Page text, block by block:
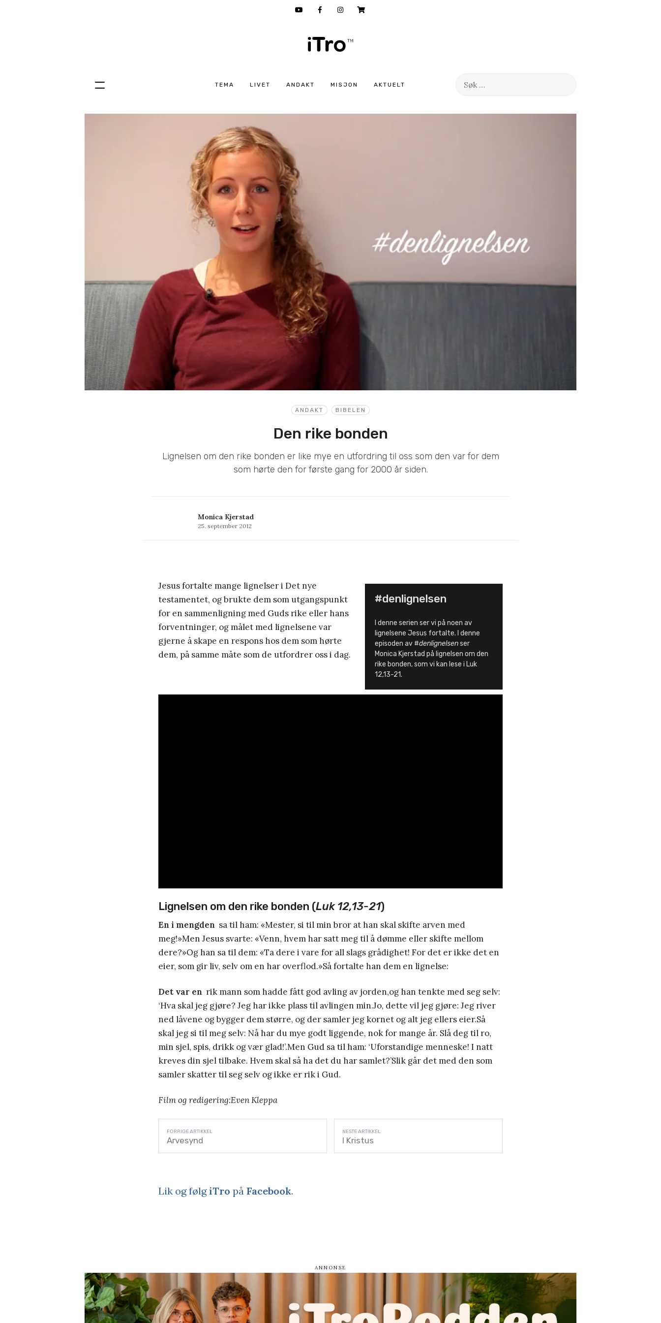
TEMA LIVET ANDAKT MISJON AKTUELT
Søk
Hopp
ANDAKT BIBELEN
Den rike bonden
Lignelsen om den rike bonden er like mye en utfordring til oss som den var for dem
som hørte den for første gang for 2000 år siden.
Monica Kjerstad
25. september 2012
#denlignelsen
I denne serien ser vi på noen av
lignelsene Jesus fortalte. I denne
episoden av #denlignelsenser
Monica Kjerstad på lignelsen om den
rike bonden, som vi kan lese i Luk
12,13-21.
Jesus fortalte mange lignelser i Det nye
testamentet, og brukte dem som utgangspunkt
for en sammenligning med Guds rike eller hans
forventninger, og målet med lignelsene var
gjerne å skape en respons hos dem som hørte
dem, på samme måte som de utfordrer oss i dag.
Lignelsen om den rike bonden (Luk 12,13-21)
En i mengden sa til ham: «Mester, si til min bror at han skal skifte arven med
meg!»Men Jesus svarte: «Venn, hvem har satt meg til å dømme eller skifte mellom
dere?»Og han sa til dem: «Ta dere i vare for all slags grådighet! For det er ikke det en
eier, som gir liv, selv om en har overflod.»Så fortalte han dem en lignelse:
Det var en rik mann som hadde fått god avling av jorden,og han tenkte med seg selv:
‘Hva skal jeg gjøre? Jeg har ikke plass til avlingen min.Jo, dette vil jeg gjøre: Jeg river
ned låvene og bygger dem større, og der samler jeg kornet og alt jeg ellers eier.Så
skal jeg si til meg selv: Nå har du mye godt liggende, nok for mange år. Slå deg til ro,
min sjel, spis, drikk og vær glad!’.Men Gud sa til ham: ‘Uforstandige menneske! I natt
kreves din sjel tilbake. Hvem skal så ha det du har samlet?’Slik går det med den som
samler skatter til seg selv og ikke er rik i Gud.
Film og redigering:Even Kleppa
Arvesynd I Kristus
Lik og følgiTro på Facebook.